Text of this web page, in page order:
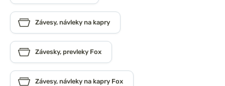
Závesy, návleky na kapry
Závesky, prevleky Fox
Závesy, návleky na kapry Fox